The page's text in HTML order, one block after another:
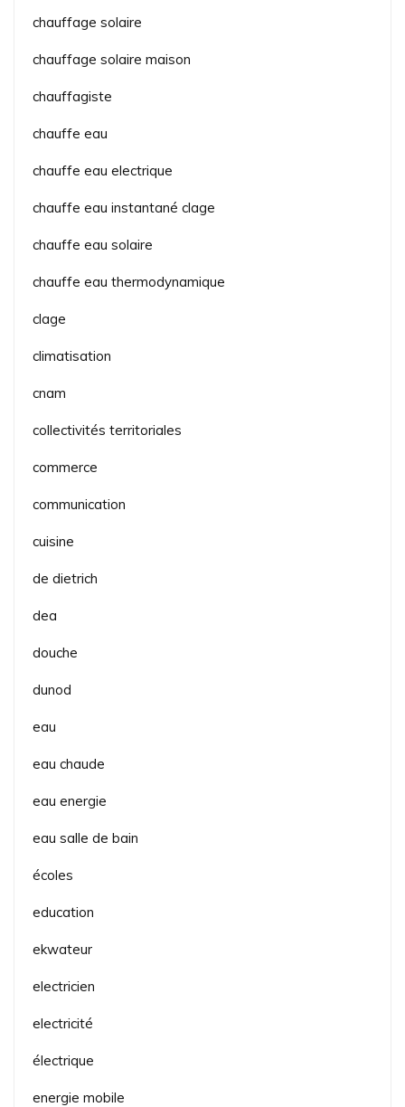
chauffage solaire
chauffage solaire maison
chauffagiste
chauffe eau
chauffe eau electrique
chauffe eau instantané clage
chauffe eau solaire
chauffe eau thermodynamique
clage
climatisation
cnam
collectivités territoriales
commerce
communication
cuisine
de dietrich
dea
douche
dunod
eau
eau chaude
eau energie
eau salle de bain
écoles
education
ekwateur
electricien
electricité
électrique
energie mobile